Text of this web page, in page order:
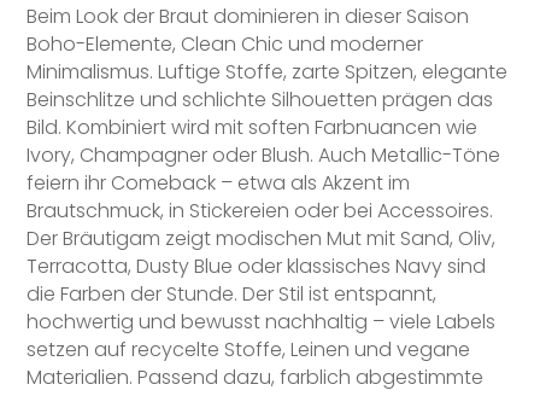
Beim Look der Braut dominieren in dieser Saison
Boho-Elemente, Clean Chic und moderner
Minimalismus. Luftige Stoffe, zarte Spitzen, elegante
Beinschlitze und schlichte Silhouetten prägen das
Bild. Kombiniert wird mit soften Farbnuancen wie
Ivory, Champagner oder Blush. Auch Metallic-Töne
feiern ihr Comeback – etwa als Akzent im
Brautschmuck, in Stickereien oder bei Accessoires.
Der Bräutigam zeigt modischen Mut mit Sand, Oliv,
Terracotta, Dusty Blue oder klassisches Navy sind
die Farben der Stunde. Der Stil ist entspannt,
hochwertig und bewusst nachhaltig – viele Labels
setzen auf recycelte Stoffe, Leinen und vegane
Materialien. Passend dazu, farblich abgestimmte